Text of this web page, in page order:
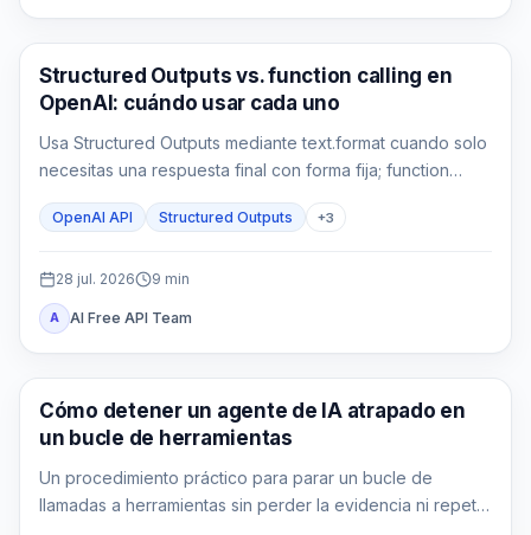
Guía de API
Structured Outputs vs. function calling en
OpenAI: cuándo usar cada uno
Usa Structured Outputs mediante text.format cuando solo
necesitas una respuesta final con forma fija; function
ambos cuando el resultado de la herramienta también
OpenAI API Structured Outputs +3
28 jul. 2026 9 min
A AI Free API Team
AI API
Cómo detener un agente de IA atrapado en
un bucle de herramientas
Un procedimiento práctico para parar un bucle de
llamadas a herramientas sin perder la evidencia ni repetir